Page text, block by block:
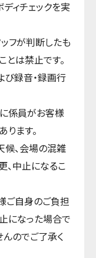
ィチェックを実
フが判断したも
とは禁止です。
録音・録画行
係員がお客様
ます。
、会場の混雑
、中止になるこ
ご自身のご負担
になった場合で
のでご了承く